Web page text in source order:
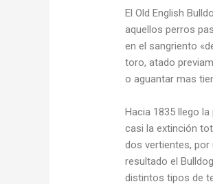
El Old English
aquellos perros
en el sangriento
toro, atado
o aguantar mas
Hacia 1835 llego
casi la extinción
dos vertientes, por
resultado el
distintos tipos de